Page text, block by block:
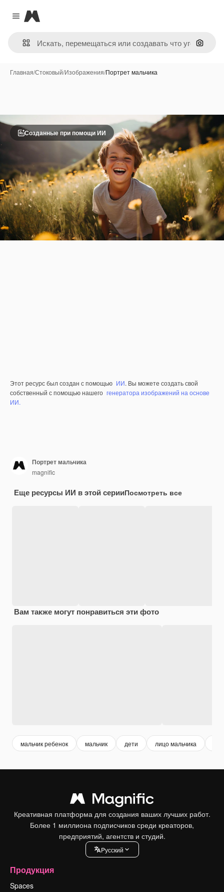
Close menu
Magnific
Поиск
Главная/Стоковый/Изображения/Портрет мальчика
Созданные при помощи ИИ
Этот ресурс был создан с помощью ИИ. Вы можете создать свой
собственный с помощью нашего генератора изображений на основе
ИИ.
Портрет мальчика
magnific
Еще ресурсы ИИ в этой серииПосмотреть все
Вам также могут понравиться эти фото
мальчик ребенок мальчик дети лицо мальчика
Креативная платформа для создания ваших лучших работ.
Более 1 миллиона подписчиков среди креаторов,
предприятий, агентств и студий.
Pусский
Продукция
Spaces